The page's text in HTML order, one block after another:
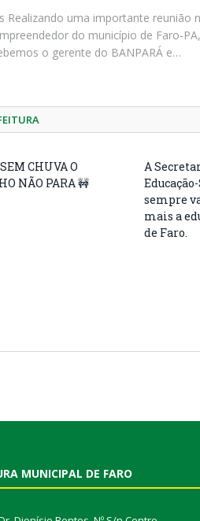
Realizando uma importante reunião
do município de Faro-PA,
o gerente do BANPARÁ e…
CHUVA O
NÃO PARA 🚧
A
sempre
mais a
de Faro.
MUNICIPAL DE FARO